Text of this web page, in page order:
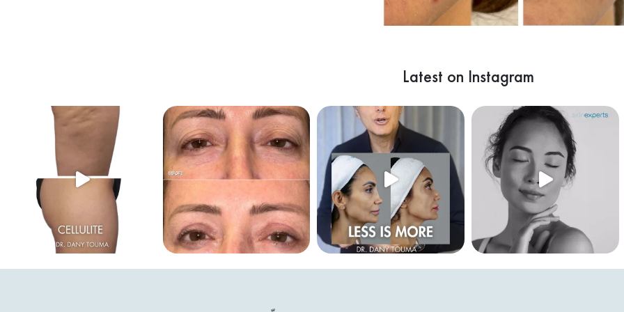
Latest on Instagram
Less is more. Not because it's
Excess skin on the upper eyelid can create a tired
Cellulite isn't one-size-fits-all and neither is t